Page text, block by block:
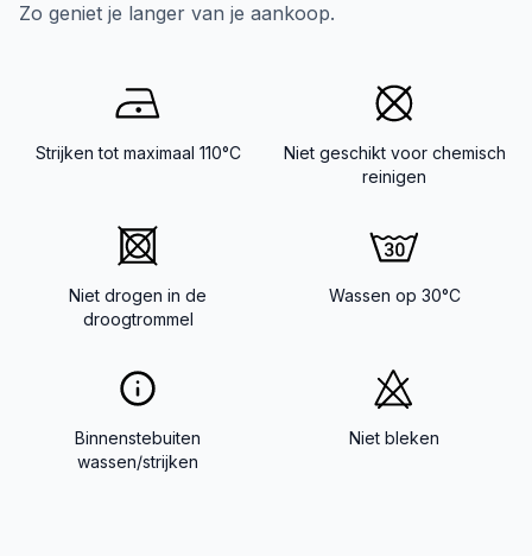
Zo geniet je langer van je aankoop.
Strijken tot maximaal 110°C
Niet geschikt voor chemisch
reinigen
Niet drogen in de
droogtrommel
Wassen op 30°C
Binnenstebuiten
wassen/strijken
Niet bleken